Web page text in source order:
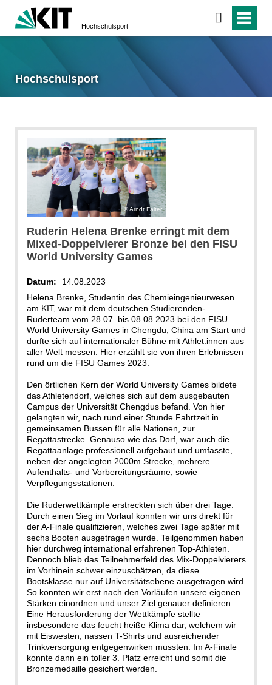
Hochschulsport
Hochschulsport
Arndt Falter
Ruderin Helena Brenke erringt mit dem
Mixed-Doppelvierer Bronze bei den FISU
World University Games
Datum:
14.08.2023
Helena Brenke, Studentin des Chemieingenieurwesen
am KIT, war mit dem deutschen Studierenden-
Ruderteam vom 28.07. bis 08.08.2023 bei den FISU
World University Games in Chengdu, China am Start und
durfte sich auf internationaler Bühne mit Athlet:innen aus
aller Welt messen. Hier erzählt sie von ihren Erlebnissen
rund um die FISU Games 2023:
Den örtlichen Kern der World University Games bildete
das Athletendorf, welches sich auf dem ausgebauten
Campus der Universität Chengdus befand. Von hier
gelangten wir, nach rund einer Stunde Fahrtzeit in
gemeinsamen Bussen für alle Nationen, zur
Regattastrecke. Genauso wie das Dorf, war auch die
Regattaanlage professionell aufgebaut und umfasste,
neben der angelegten 2000m Strecke, mehrere
Aufenthalts- und Vorbereitungsräume, sowie
Verpflegungsstationen.
Die Ruderwettkämpfe erstreckten sich über drei Tage.
Durch einen Sieg im Vorlauf konnten wir uns direkt für
der A-Finale qualifizieren, welches zwei Tage später mit
sechs Booten ausgetragen wurde. Teilgenommen haben
hier durchweg international erfahrenen Top-Athleten.
Dennoch blieb das Teilnehmerfeld des Mix-Doppelvierers
im Vorhinein schwer einzuschätzen, da diese
Bootsklasse nur auf Universitätsebene ausgetragen wird.
So konnten wir erst nach den Vorläufen unsere eigenen
Stärken einordnen und unser Ziel genauer definieren.
Eine Herausforderung der Wettkämpfe stellte
insbesondere das feucht heiße Klima dar, welchem wir
mit Eiswesten, nassen T-Shirts und ausreichender
Trinkversorgung entgegenwirken mussten. Im A-Finale
konnte dann ein toller 3. Platz erreicht und somit die
Bronzemedaille gesichert werden.